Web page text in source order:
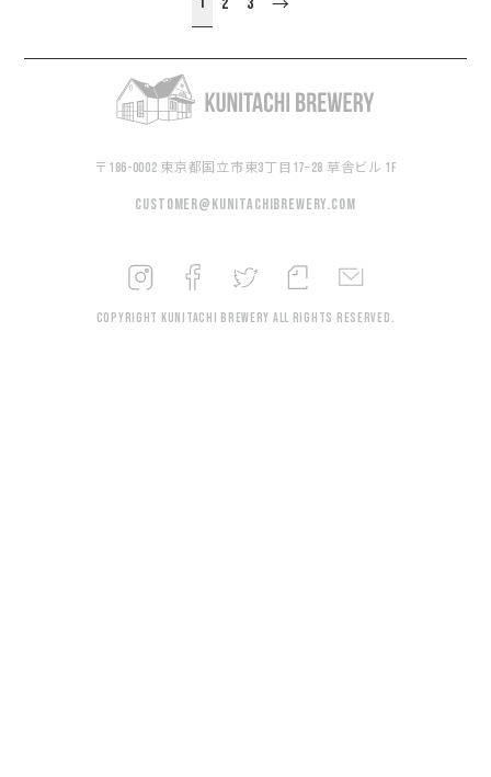
→
〒186-0002 東京都国立市東3丁目17−28 草舎ビル 1F
customer@kunitachibrewery.com
Copyright KUNITACHI BREWERY All rights reserved.